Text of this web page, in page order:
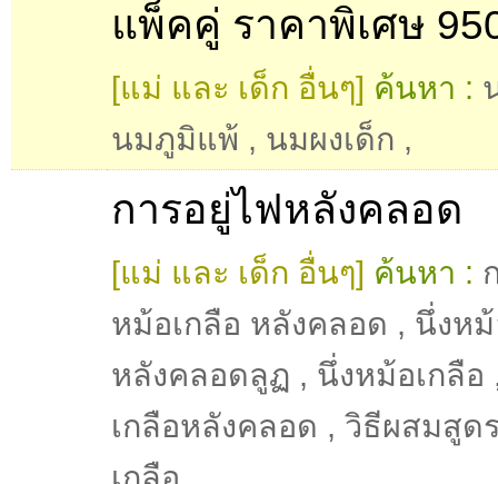
แพ็คคู่ ราคาพิเศษ
[แม่ และ เด็ก อื่นๆ] ค้นหา :
นมภูมิแพ้ , นมผงเด็ก ,
การอยู่ไฟหลังคลอด
[แม่ และ เด็ก อื่นๆ] ค้นหา :
หม้อเกลือ หลังคลอด , นึ่งหม้
หลังคลอดลูฏ , นึ่งหม้อเกลือ
เกลือหลังคลอด , วิธีผสมสูด